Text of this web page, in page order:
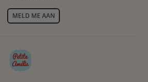
MELD ME AAN